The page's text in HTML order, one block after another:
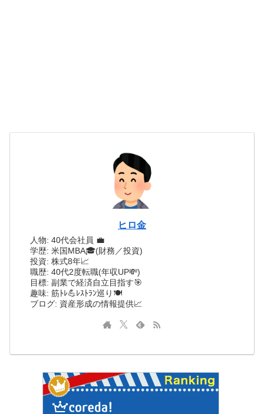
ヒロ金
人物: 40代会社員 💼
学歴: 米国MBA🎓(財務／投資)
投資: 株式8年📈
職歴: 40代2度転職(年収UP💸)
目標: 副業で経済自立目指す🎯
趣味: 筋ﾄﾚ💪ﾚｽﾄﾗﾝ巡り🍽️
ブログ: 資産形成の情報提供📈